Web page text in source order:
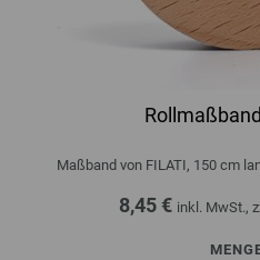
Maßband von FILATI, 150 cm
8,45 € inkl. MwSt.,